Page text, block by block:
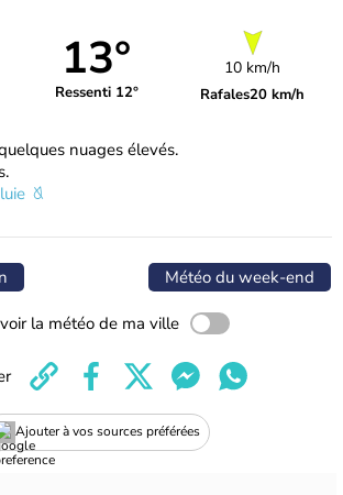
13°
Ressenti 12°
10 km/h
Rafales20 km/h
nuages élevés.
Météo du week-end
la météo de ma ville
Ajouter à vos sources préférées